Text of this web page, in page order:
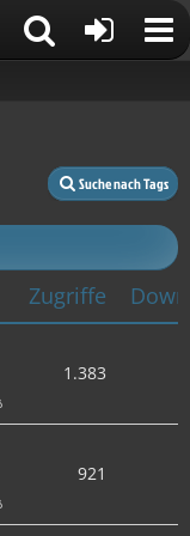
Suche nach Tags
Zugriffe
1.383
921